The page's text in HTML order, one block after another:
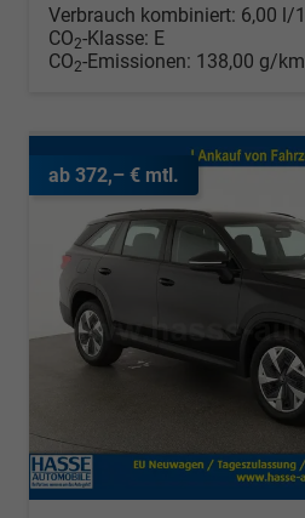
Verbrauch kombiniert: 6,00 l/
CO2-Klasse: E
CO2-Emissionen: 138,00 g/km
ab 372,– € mtl.